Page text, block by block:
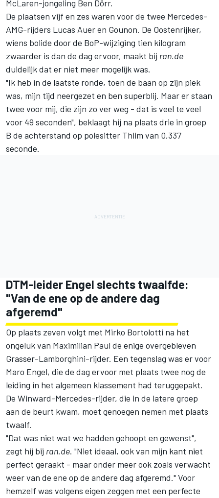
McLaren-jongeling Ben Dörr.
De plaatsen vijf en zes waren voor de twee Mercedes-
AMG-rijders Lucas Aueren Gounon. De Oostenrijker,
wiens bolide door de BoP-wijziging tien kilogram
zwaarder is dan de dag ervoor, maakt bij ran.de
duidelijk dat er niet meer mogelijk was.
"Ik heb in de laatste ronde, toen de baan op zijn piek
was, mijn tijd neergezet en ben superblij. Maar er staan
twee voor mij, die zijn zo ver weg - dat is veel te veel
voor 49 seconden", beklaagt hij na plaats drie in groep
B de achterstand op polesitter Thiim van 0,337
seconde.
DTM-leider Engel slechts twaalfde:
"Van de ene op de andere dag
afgeremd"
Op plaats zeven volgt met Mirko Bortolotti na het
ongeluk van Maximilian Paul de enige overgebleven
Grasser-Lamborghini-rijder. Een tegenslag was er voor
Maro Engel, die de dag ervoor met plaats twee nog de
leiding in het algemeen klassement had teruggepakt.
De Winward-Mercedes-rijder, die in de latere groep
aan de beurt kwam, moet genoegen nemen met plaats
twaalf.
"Dat was niet wat we hadden gehoopt en gewenst",
zegt hij bij ran.de. "Niet ideaal, ook van mijn kant niet
perfect geraakt - maar onder meer ook zoals verwacht
weer van de ene op de andere dag afgeremd." Voor
hemzelf was volgens eigen zeggen met een perfecte